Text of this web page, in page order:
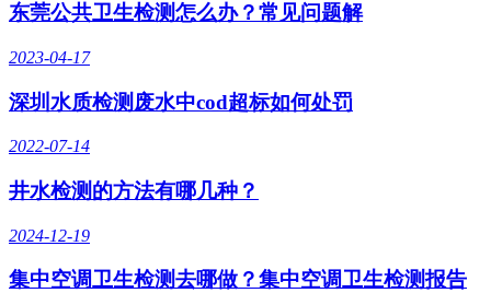
东莞公共卫生检测怎么办？常见问题解
2023-04-17
深圳水质检测废水中cod超标如何处罚
2022-07-14
井水检测的方法有哪几种？
2024-12-19
集中空调卫生检测去哪做？集中空调卫生检测报告